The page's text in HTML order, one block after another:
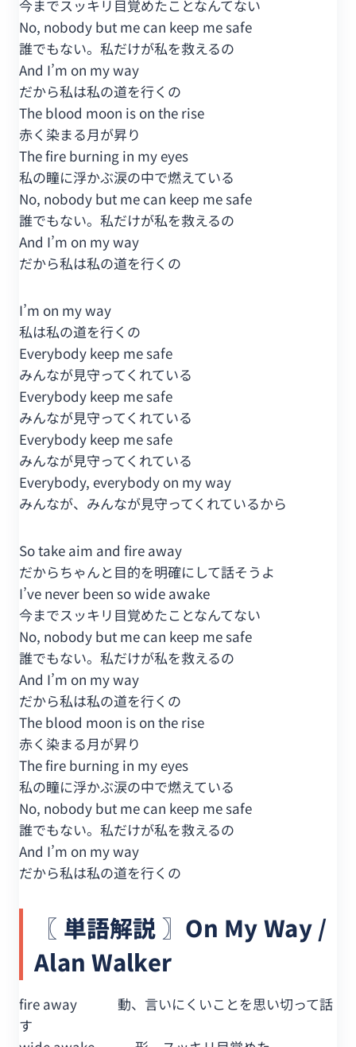
今までスッキリ目覚めたことなんてない
No, nobody but me can keep me safe
誰でもない。私だけが私を救えるの
And I’m on my way
だから私は私の道を行くの
The blood moon is on the rise
赤く染まる月が昇り
The fire burning in my eyes
私の瞳に浮かぶ涙の中で燃えている
No, nobody but me can keep me safe
誰でもない。私だけが私を救えるの
And I’m on my way
だから私は私の道を行くの
I’m on my way
私は私の道を行くの
Everybody keep me safe
みんなが見守ってくれている
Everybody keep me safe
みんなが見守ってくれている
Everybody keep me safe
みんなが見守ってくれている
Everybody, everybody on my way
みんなが、みんなが見守ってくれているから
So take aim and fire away
だからちゃんと目的を明確にして話そうよ
I’ve never been so wide awake
今までスッキリ目覚めたことなんてない
No, nobody but me can keep me safe
誰でもない。私だけが私を救えるの
And I’m on my way
だから私は私の道を行くの
The blood moon is on the rise
赤く染まる月が昇り
The fire burning in my eyes
私の瞳に浮かぶ涙の中で燃えている
No, nobody but me can keep me safe
誰でもない。私だけが私を救えるの
And I’m on my way
だから私は私の道を行くの
〖 単語解説 〗On My Way /
Alan Walker
fire away 動、言いにくいことを思い切って話
す